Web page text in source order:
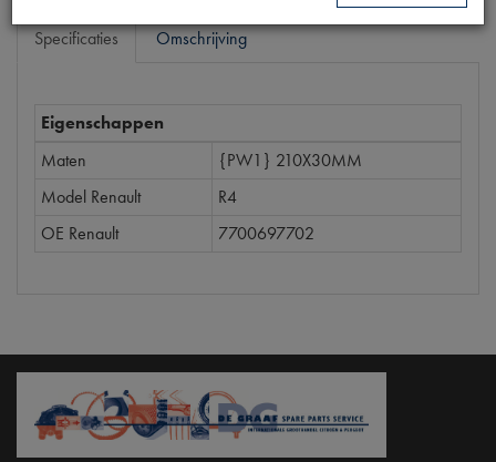
Specificaties Omschrijving
Eigenschappen
Maten
{PW1} 210X30MM
Model Renault
R4
OE Renault
7700697702